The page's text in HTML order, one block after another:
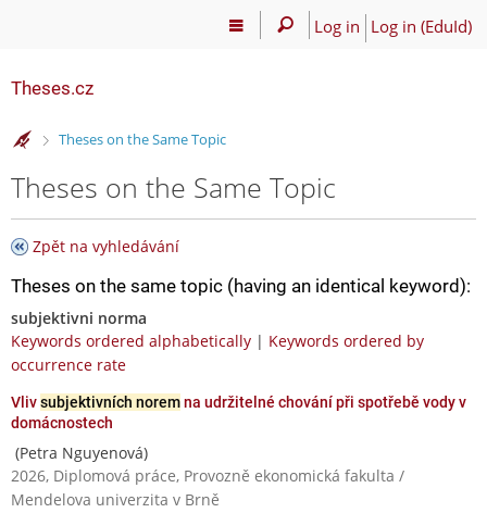
Log in Log in (EduId)
Theses.cz
>
Theses on the Same Topic
Theses on the Same Topic
Zpět na vyhledávání
Theses on the same topic (having an identical keyword):
subjektivni norma
Keywords ordered alphabetically | Keywords ordered by
occurrence rate
Vlivsubjektivních noremna udržitelné chování při spotřebě vody v
domácnostech
(Petra Nguyenová)
2026, Diplomová práce, Provozně ekonomická fakulta /
Mendelova univerzita v Brně